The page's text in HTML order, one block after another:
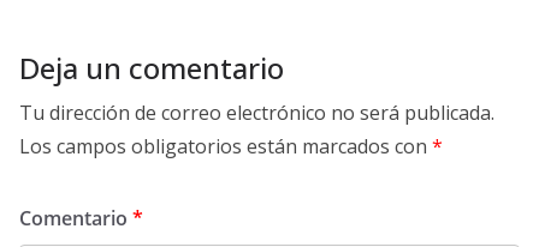
Deja un comentario
Tu dirección de correo electrónico no será publicada.
Los campos obligatorios están marcados con *
Comentario *